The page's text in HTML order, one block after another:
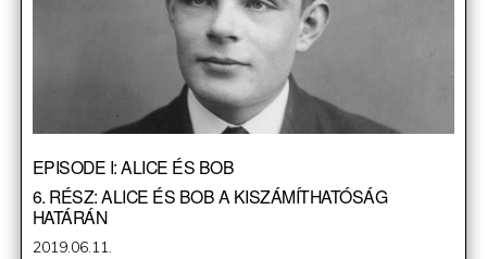
EPISODE I: ALICE ÉS BOB
6. RÉSZ: ALICE ÉS BOB A KISZÁMÍTHATÓSÁG
HATÁRÁN
Posted
2019.06.11.